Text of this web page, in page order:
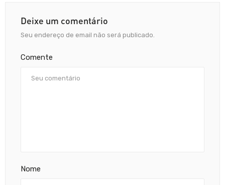
Deixe um comentário
Seu endereço de email não será publicado.
Comente
Nome